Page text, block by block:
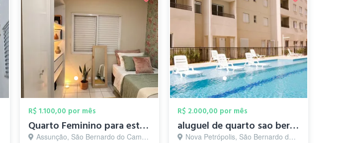
R$ 1.100,00 por mês
Quarto Feminino para estudantes
Assunção, São Bernardo do Campo - SP
R$ 2.000,00 por mês
aluguel de quarto sao bernardo SP 2000,0...
Nova Petrópolis, São Bernardo do Campo - SP